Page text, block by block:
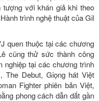
với khán giả khi theo
trình nghệ thuật của Gil
quen thuộc tại các chương
cũng thử sức thành công
nghiệp tại các chương trình
The Debut, Giọng hát Việt
Fighter phiên bản Việt,
phong cách dẫn dắt gần